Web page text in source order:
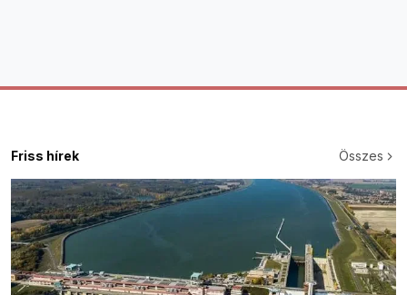
Friss hírek Összes